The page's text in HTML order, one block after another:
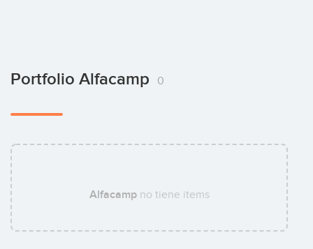
Portfolio Alfacamp 0
Alfacampno tiene items